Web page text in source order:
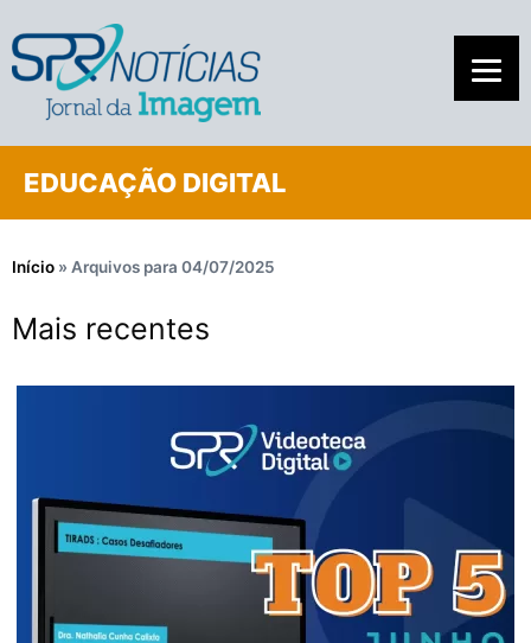
EDUCAÇÃO DIGITAL
Início » Arquivos para 04/07/2025
Mais recentes